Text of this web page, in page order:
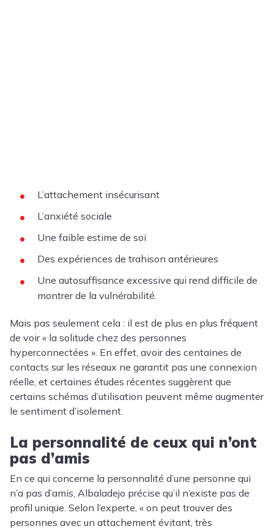
L’attachement insécurisant
L’anxiété sociale
Une faible estime de soi
Des expériences de trahison antérieures
Une autosuffisance excessive qui rend difficile de
montrer de la vulnérabilité.
Mais pas seulement cela : il est de plus en plus fréquent
de voir « la solitude chez des personnes
hyperconnectées ». En effet, avoir des centaines de
contacts sur les réseaux ne garantit pas une connexion
réelle, et certaines études récentes suggèrent que
certains schémas d’utilisation peuvent même augmenter
le sentiment d’isolement.
La personnalité de ceux qui n’ont
pas d’amis
En ce qui concerne la personnalité d’une personne qui
n’a pas d’amis, Albaladejo précise qu’il n’existe pas de
profil unique. Selon l’experte, « on peut trouver des
personnes avec un attachement évitant, très